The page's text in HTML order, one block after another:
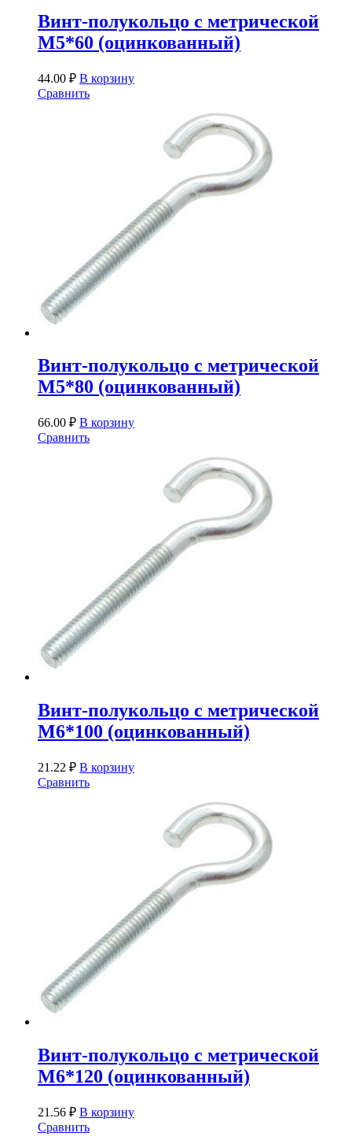
Винт-полукольцо с метрической
М5*60 (оцинкованный)
44.00 ₽ В корзину
Сравнить
Винт-полукольцо с метрической
М5*80 (оцинкованный)
66.00 ₽ В корзину
Сравнить
Винт-полукольцо с метрической
М6*100 (оцинкованный)
21.22 ₽ В корзину
Сравнить
Винт-полукольцо с метрической
М6*120 (оцинкованный)
21.56 ₽ В корзину
Сравнить